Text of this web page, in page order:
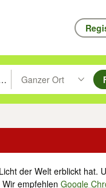
nach oben/unten
Eingabetaste drücken
Ganzer Ort
Suche im Umkreis des
der Welt erblickt hat.
Wir empfehlenGoogle